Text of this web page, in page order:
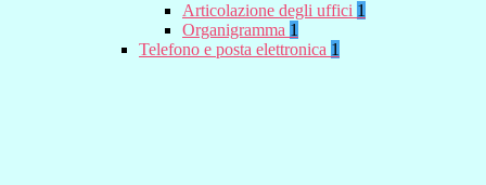
Articolazione degli uffici 1
Organigramma 1
Telefono e posta elettronica 1